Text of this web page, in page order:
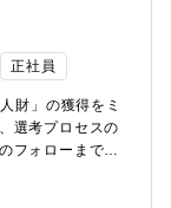
正社員
財」の獲得をミ
選考プロセスの
フォローまで、
伝え、優秀な人